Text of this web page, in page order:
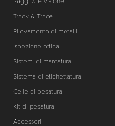
Track & Trace
Rilevamento di metalli
Ispezione ottica
Sistemi di marcatura
Sistema di etichettatura
Celle di pesatura
Kit di pesatura
Accessori